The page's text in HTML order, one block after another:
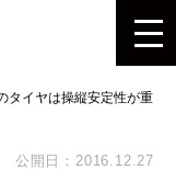
タイヤは操縦安定性が重
公開日：2016.12.27